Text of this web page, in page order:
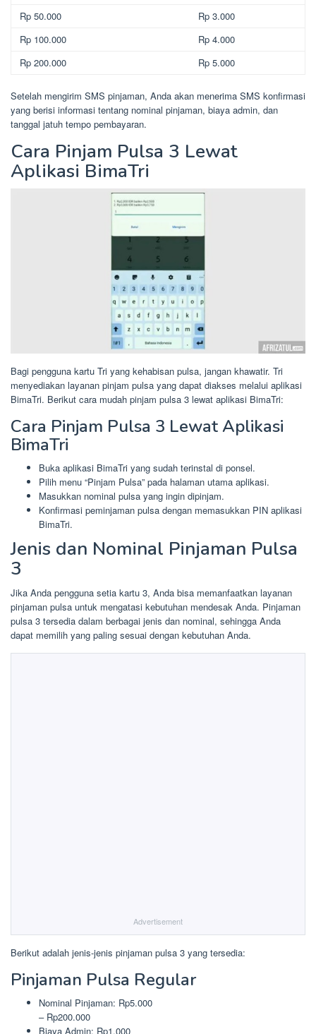
Rp 50.000
Rp 3.000
Rp 100.000
Rp 4.000
Rp 200.000
Rp 5.000
Setelah mengirim SMS pinjaman, Anda akan menerima SMS konfirmasi
yang berisi informasi tentang nominal pinjaman, biaya admin, dan
tanggal jatuh tempo pembayaran.
Cara Pinjam Pulsa 3 Lewat
Aplikasi BimaTri
Bagi pengguna kartu Tri yang kehabisan pulsa, jangan khawatir. Tri
menyediakan layanan pinjam pulsa yang dapat diakses melalui aplikasi
BimaTri. Berikut cara mudah pinjam pulsa 3 lewat aplikasi BimaTri:
Cara Pinjam Pulsa 3 Lewat Aplikasi
BimaTri
Buka aplikasi BimaTri yang sudah terinstal di ponsel.
Pilih menu “Pinjam Pulsa” pada halaman utama aplikasi.
Masukkan nominal pulsa yang ingin dipinjam.
Konfirmasi peminjaman pulsa dengan memasukkan PIN aplikasi
BimaTri.
Jenis dan Nominal Pinjaman Pulsa
3
Jika Anda pengguna setia kartu 3, Anda bisa memanfaatkan layanan
pinjaman pulsa untuk mengatasi kebutuhan mendesak Anda. Pinjaman
pulsa 3 tersedia dalam berbagai jenis dan nominal, sehingga Anda
dapat memilih yang paling sesuai dengan kebutuhan Anda.
Advertisement
Berikut adalah jenis-jenis pinjaman pulsa 3 yang tersedia:
Pinjaman Pulsa Regular
Nominal Pinjaman: Rp5.000
– Rp200.000
Biaya Admin: Rp1.000